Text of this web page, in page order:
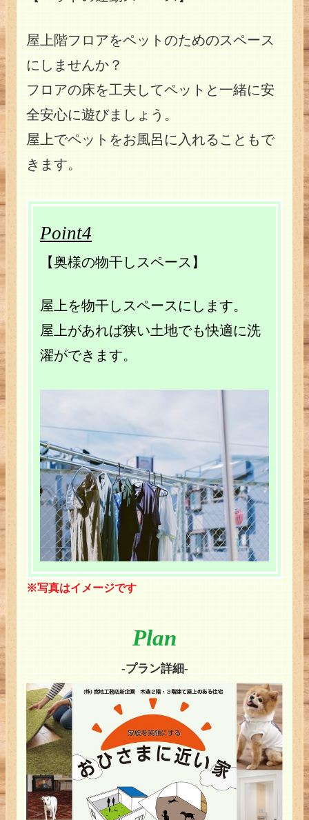
屋上階フロアをペットのためのスペース
にしませんか？
フロアの床を工夫してペットと一緒に安
全安心に遊びましょう。
屋上でペットをお風呂に入れることもで
きます。
Point4
【奥様の物干しスペース】
屋上を物干しスペースにします。
屋上があれば狭い土地でも快適に洗
濯ができます。
※写真はイメージです
Plan
-プラン詳細-